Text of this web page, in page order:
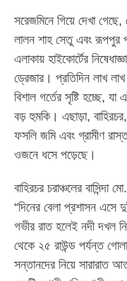
সরেজমিনে গিয়ে দেখা
লালন শাহ সেতু এবং রূপপুর
এলাকায় হাইকোর্টের
ড্রেজার। প্রতিদিন লাখ
বিশাল গর্তের সৃষ্টি হচ্ছে,
বড় হুমকি। এছাড়া,
ফসলি জমি এবং গ্রামীণ
ওজনে ধসে পড়েছে।
বাহিরচর চরাঞ্চলের
“দিনের বেলা প্রশাসন এসে
গভীর রাত হলেই নদী দখল
থেকে ২৫ রাউন্ড পর্যন্ত
সন্তানদের নিয়ে সারারাত